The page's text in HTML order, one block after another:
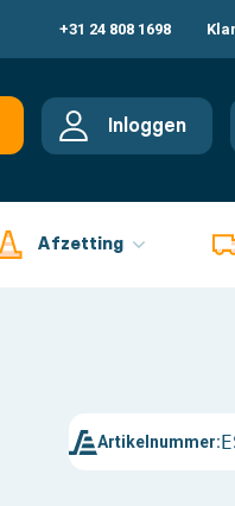
+31 24 808 1698
Inloggen
Afzetting
Artikelnummer: